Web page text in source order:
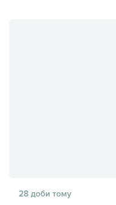
28 доби тому